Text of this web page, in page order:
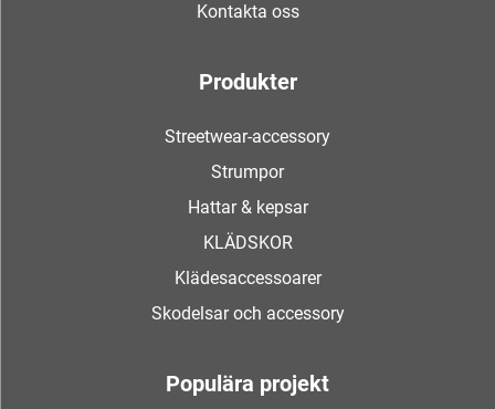
Kontakta oss
Produkter
Streetwear-accessory
Strumpor
Hattar & kepsar
KLÄDSKOR
Klädesaccessoarer
Skodelsar och accessory
Populära projekt